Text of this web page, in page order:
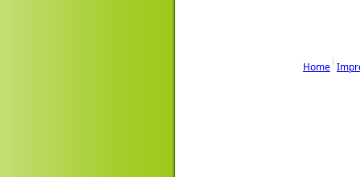
Home